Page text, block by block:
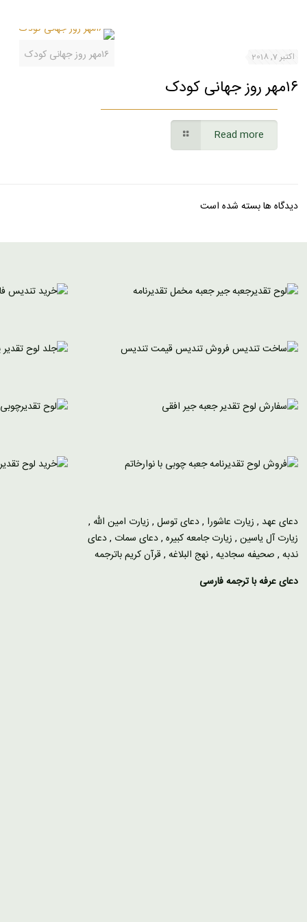
۱۶مهر روز جهانی کودک اکتبر 7, 2018
۱۶مهر روز جهانی کودک
Read more
دیدگاه ها بسته شده است
دعای عهد , زیارت عاشورا ,دعای توسل , زیارت امین الله ,
زیارت آل یاسین , زیارت جامعه کبیره ,دعای سمات ,دعای
ندبه , صحیفه سجادیه ,نهج البلاغه , قرآن کریم باترجمه
دعای عرفه با ترجمه فارسی